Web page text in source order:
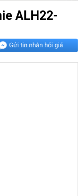
ALH22-